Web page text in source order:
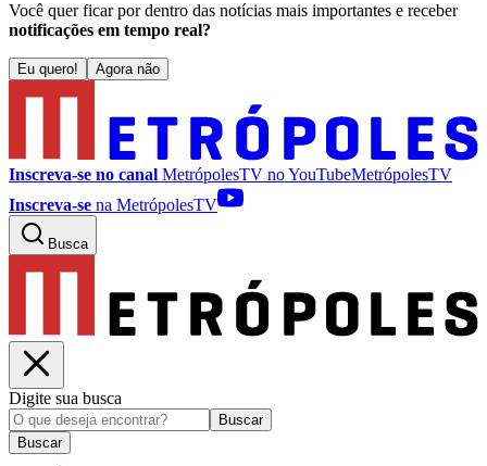
Você quer ficar por dentro das notícias mais importantes e receber
notificações em tempo real?
Eu quero! Agora não
Inscreva-se no canal MetrópolesTV noYouTubeMetrópolesTV
Inscreva-se na MetrópolesTV
Busca
Digite sua busca
Buscar
Buscar